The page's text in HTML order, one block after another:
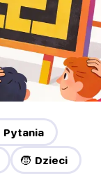
Pytania
🧒 Dzieci